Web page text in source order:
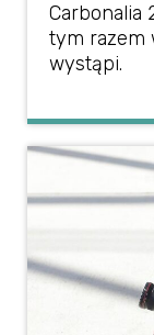
Carbonalia
tym razem
wystąpi.